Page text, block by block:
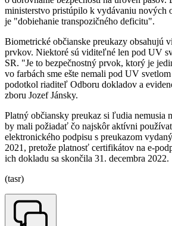
ministerstvo pristúpilo k vydávaniu nových
je "dobiehanie transpozičného deficitu".
Biometrické občianske preukazy obsahujú
prvkov. Niektoré sú viditeľné len pod UV
SR. "Je to bezpečnostný prvok, ktorý je
vo farbách sme ešte nemali pod UV
podotkol riaditeľ Odboru dokladov a
zboru Jozef Jánsky.
Platný občiansky preukaz si ľudia nemusia
by mali požiadať čo najskôr aktívni
elektronického podpisu s preukazom
2021, pretože platnosť certifikátov na e-
ich dokladu sa skončila 31. decembra 2022.
(tasr)